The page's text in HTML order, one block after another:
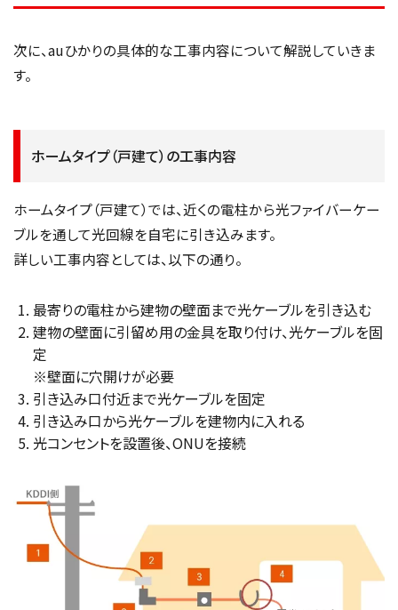
次に、auひかりの具体的な工事内容について解説していきま
す。
ホームタイプ（戸建て）の工事内容
ホームタイプ（戸建て）では、近くの電柱から光ファイバーケー
ブルを通して光回線を自宅に引き込みます。
詳しい工事内容としては、以下の通り。
最寄りの電柱から建物の壁面まで光ケーブルを引き込む
建物の壁面に引留め用の金具を取り付け、光ケーブルを固
定
※壁面に穴開けが必要
引き込み口付近まで光ケーブルを固定
引き込み口から光ケーブルを建物内に入れる
光コンセントを設置後、ONUを接続